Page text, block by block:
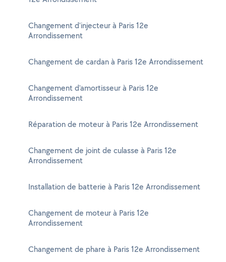
Changement d'injecteur à Paris 12e
Arrondissement
Changement de cardan à Paris 12e Arrondissement
Changement d'amortisseur à Paris 12e
Arrondissement
Réparation de moteur à Paris 12e Arrondissement
Changement de joint de culasse à Paris 12e
Arrondissement
Installation de batterie à Paris 12e Arrondissement
Changement de moteur à Paris 12e
Arrondissement
Changement de phare à Paris 12e Arrondissement